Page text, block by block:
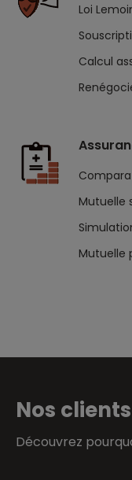
Loi
Calcul
Mutuelle
Mutuelle
Nos
Découvrez